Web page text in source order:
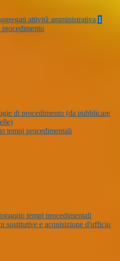
attività amministrativa 1
di procedimento (da pubblicare
tempi procedimentali
tempi procedimentali
sostitutive e acquisizione d'ufficio